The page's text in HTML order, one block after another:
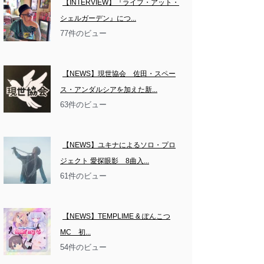
【INTERVIEW】『ライブ・アット・
シェルガーデン』につ...
77件のビュー
【NEWS】現世協会　佐田・スペー
ス・アンダルシアを加えた新...
63件のビュー
【NEWS】ユキナによるソロ・プロ
ジェクト 愛探眼影　8曲入...
61件のビュー
【NEWS】TEMPLIME & ぽんこつ
MC　初...
54件のビュー